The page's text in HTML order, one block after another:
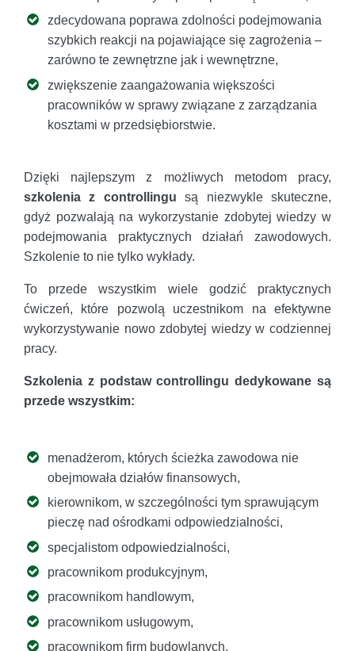
zdecydowana poprawa zdolności podejmowania
szybkich reakcji na pojawiające się zagrożenia –
zarówno te zewnętrzne jak i wewnętrzne,
zwiększenie zaangażowania większości
pracowników w sprawy związane z zarządzania
kosztami w przedsiębiorstwie.
Dzięki najlepszym z możliwych metodom pracy,
szkolenia z controllingu są niezwykle skuteczne,
gdyż pozwalają na wykorzystanie zdobytej wiedzy w
podejmowania praktycznych działań zawodowych.
Szkolenie to nie tylko wykłady.
To przede wszystkim wiele godzić praktycznych
ćwiczeń, które pozwolą uczestnikom na efektywne
wykorzystywanie nowo zdobytej wiedzy w codziennej
pracy.
Szkolenia z podstaw controllingu dedykowane są
przede wszystkim:
menadżerom, których ścieżka zawodowa nie
obejmowała działów finansowych,
kierownikom, w szczególności tym sprawującym
pieczę nad ośrodkami odpowiedzialności,
specjalistom odpowiedzialności,
pracownikom produkcyjnym,
pracownikom handlowym,
pracownikom usługowym,
pracownikom firm budowlanych,